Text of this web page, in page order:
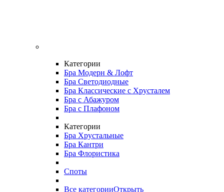
Категории
Бра Модерн & Лофт
Бра Светодиодные
Бра Классические с Хрусталем
Бра с Абажуром
Бра с Плафоном
Категории
Бра Хрустальные
Бра Кантри
Бра Флористика
Споты
Все категорииОткрыть